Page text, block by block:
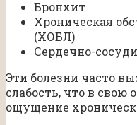
Бронхит
Хроническая
(ХОБЛ)
Сердечно-
Эти болезни часто
слабость, что в свою
ощущение